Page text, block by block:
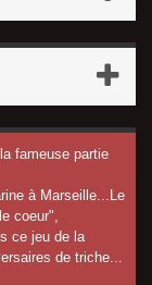
fameuse partie
à Marseille...Le
coeur",
ce jeu de la
de triche...